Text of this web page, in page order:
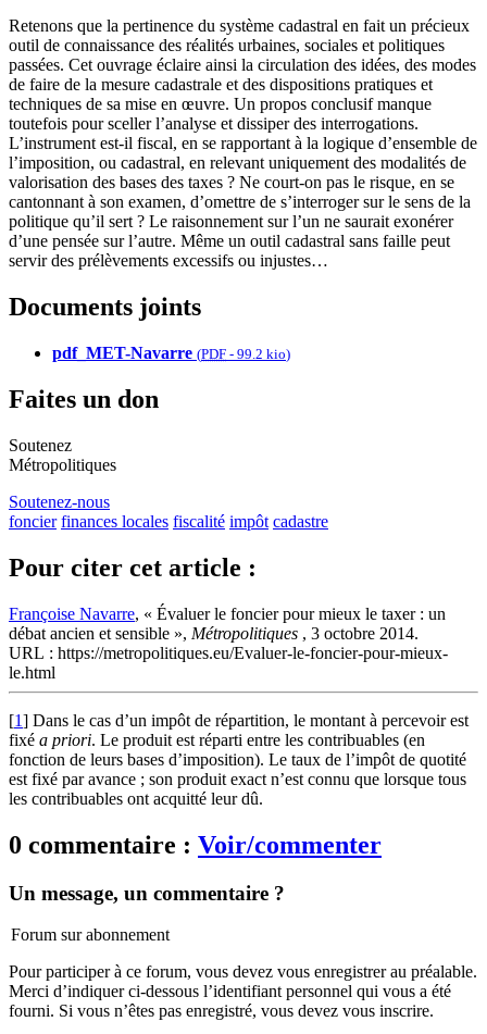
Retenons que la pertinence du système cadastral en fait un précieux
outil de connaissance des réalités urbaines, sociales et politiques
passées. Cet ouvrage éclaire ainsi la circulation des idées, des modes
de faire de la mesure cadastrale et des dispositions pratiques et
techniques de sa mise en œuvre. Un propos conclusif manque
toutefois pour sceller l’analyse et dissiper des interrogations.
L’instrument est-il fiscal, en se rapportant à la logique d’ensemble de
l’imposition, ou cadastral, en relevant uniquement des modalités de
valorisation des bases des taxes ? Ne court-on pas le risque, en se
cantonnant à son examen, d’omettre de s’interroger sur le sens de la
politique qu’il sert ? Le raisonnement sur l’un ne saurait exonérer
d’une pensée sur l’autre. Même un outil cadastral sans faille peut
servir des prélèvements excessifs ou injustes…
Documents joints
pdf_MET-Navarre (PDF - 99.2 kio)
Faites un don
Soutenez
Métropolitiques
Soutenez-nous
foncier finances locales fiscalité impôt cadastre
Pour citer cet article :
Françoise Navarre, « Évaluer le foncier pour mieux le taxer : un
débat ancien et sensible », Métropolitiques , 3 octobre 2014.
URL : https://metropolitiques.eu/Evaluer-le-foncier-pour-mieux-
le.html
[1] Dans le cas d’un impôt de répartition, le montant à percevoir est
fixé a priori. Le produit est réparti entre les contribuables (en
fonction de leurs bases d’imposition). Le taux de l’impôt de quotité
est fixé par avance ; son produit exact n’est connu que lorsque tous
les contribuables ont acquitté leur dû.
0 commentaire : Voir/commenter
Un message, un commentaire ?
Forum sur abonnement
Pour participer à ce forum, vous devez vous enregistrer au préalable.
Merci d’indiquer ci-dessous l’identifiant personnel qui vous a été
fourni. Si vous n’êtes pas enregistré, vous devez vous inscrire.